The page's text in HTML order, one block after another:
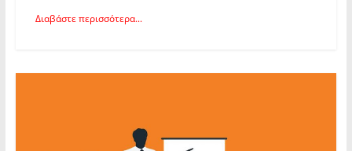
Διαβάστε περισσότερα...